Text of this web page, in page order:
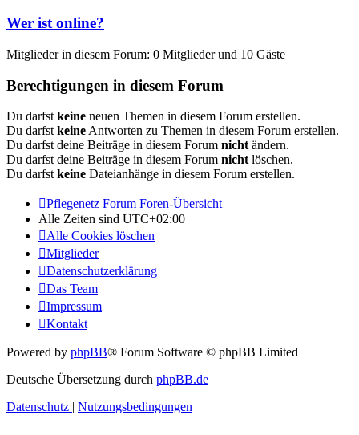
Wer ist online?
Mitglieder in diesem Forum: 0 Mitglieder und 10 Gäste
Berechtigungen in diesem Forum
Du darfst keine neuen Themen in diesem Forum erstellen.
Du darfst keine Antworten zu Themen in diesem Forum erstellen.
Du darfst deine Beiträge in diesem Forum nicht ändern.
Du darfst deine Beiträge in diesem Forum nicht löschen.
Du darfst keine Dateianhänge in diesem Forum erstellen.
Pflegenetz Forum Foren-Übersicht
Alle Zeiten sind UTC+02:00
Alle Cookies löschen
Mitglieder
Datenschutzerklärung
Das Team
Impressum
Kontakt
Powered by phpBB® Forum Software © phpBB Limited
Deutsche Übersetzung durch phpBB.de
Datenschutz | Nutzungsbedingungen